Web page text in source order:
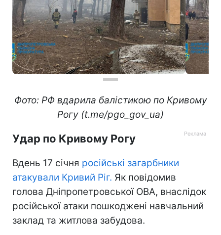
Фото: РФ вдарила балістикою по Кривому
Рогу (t.me/pgo_gov_ua)
Удар по Кривому Рогу
Вдень 17 січня російські загарбники
атакували Кривий Ріг. Як повідомив
голова Дніпропетровської ОВА, внаслідок
російської атаки пошкоджені навчальний
заклад та житлова забудова.